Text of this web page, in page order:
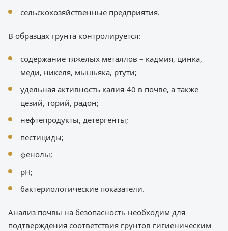
сельскохозяйственные предприятия.
В образцах грунта контролируется:
содержание тяжелых металлов – кадмия, цинка,
меди, никеля, мышьяка, ртути;
удельная активность калия-40 в почве, а также
цезий, торий, радон;
нефтепродукты, детергенты;
пестициды;
фенолы;
рН;
бактериологические показатели.
Анализ почвы на безопасность необходим для
подтверждения соответствия грунтов гигиеническим